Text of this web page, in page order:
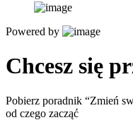
Powered by
Chcesz się
Pobierz poradnik “Zmień
od czego zacząć